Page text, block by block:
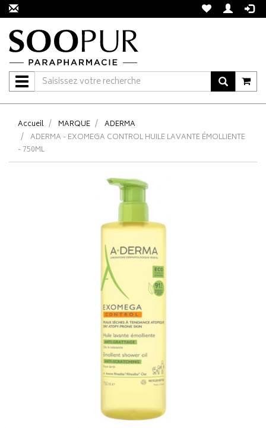
Navigation
Accueil MARQUE
ADERMA
ADERMA - EXOMEGA CONTROL HUILE LAVANTE ÉMOLLIENTE
- 750ML